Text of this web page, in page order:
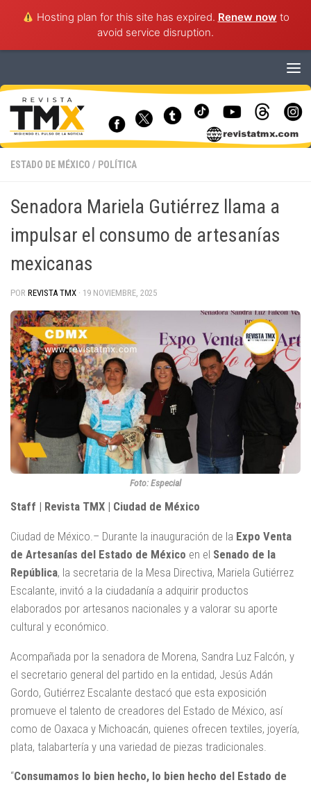
Hosting plan for this site has expired. Renew now to
avoid service disruption.
ESTADO DE MÉXICO / POLÍTICA
Senadora Mariela Gutiérrez llama a
impulsar el consumo de artesanías
mexicanas
POR REVISTA TMX · 19 NOVIEMBRE, 2025
Foto: Especial
Staff | Revista TMX | Ciudad de México
Ciudad de México.– Durante la inauguración de la Expo Venta
de Artesanías del Estado de México en el Senado de la
República, la secretaria de la Mesa Directiva, Mariela Gutiérrez
Escalante, invitó a la ciudadanía a adquirir productos
elaborados por artesanos nacionales y a valorar su aporte
cultural y económico.
Acompañada por la senadora de Morena, Sandra Luz Falcón, y
el secretario general del partido en la entidad, Jesús Adán
Gordo, Gutiérrez Escalante destacó que esta exposición
promueve el talento de creadores del Estado de México, así
como de Oaxaca y Michoacán, quienes ofrecen textiles, joyería,
plata, talabartería y una variedad de piezas tradicionales.
“Consumamos lo bien hecho, lo bien hecho del Estado de